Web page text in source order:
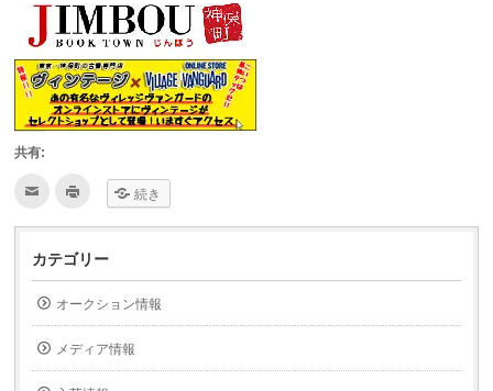
共有:
ク
て
友
達
へ
メ
で
送
信
(新
ク
て
印
刷
し
ィ
ン
ド
ウ
続き
カテゴリー
オークション情報
メディア情報